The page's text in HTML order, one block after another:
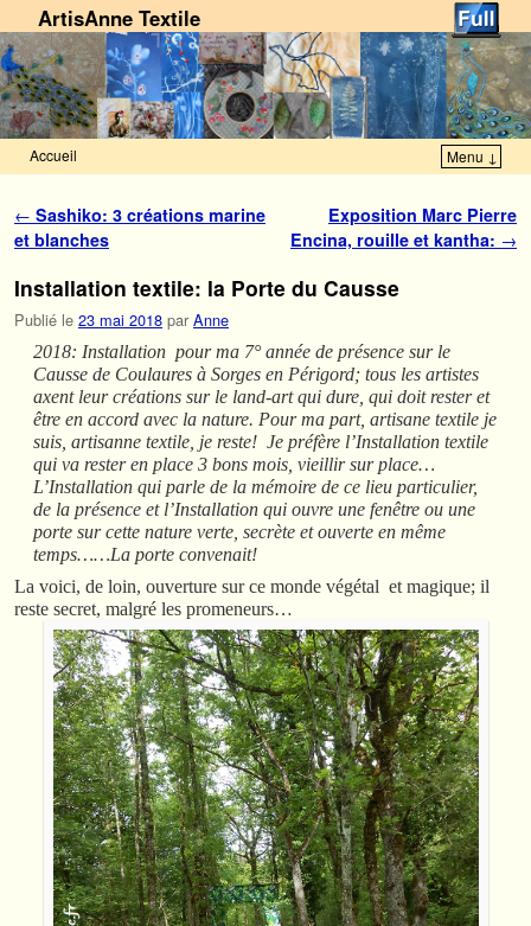
ArtisAnne Textile
Accueil Menu ↓
Navigation des articles
← Sashiko: 3 créations marine
et blanches
Exposition Marc Pierre
Encina, rouille et kantha: →
Installation textile: la Porte du Causse
Publié le 23 mai 2018 par Anne
2018: Installation pour ma 7° année de présence sur le
Causse de Coulaures à Sorges en Périgord; tous les artistes
axent leur créations sur le land-art qui dure, qui doit rester et
être en accord avec la nature. Pour ma part, artisane textile je
suis, artisanne textile, je reste! Je préfère l’Installation textile
qui va rester en place 3 bons mois, vieillir sur place…
L’Installation qui parle de la mémoire de ce lieu particulier,
de la présence et l’Installation qui ouvre une fenêtre ou une
porte sur cette nature verte, secrète et ouverte en même
temps……La porte convenait!
La voici, de loin, ouverture sur ce monde végétal et magique; il
reste secret, malgré les promeneurs…